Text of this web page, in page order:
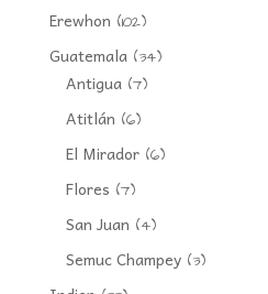
Erewhon (102)
Guatemala(34)
Antigua(7)
Atitlán (6)
El Mirador(6)
Flores (7)
San Juan (4)
Semuc Champey(3)